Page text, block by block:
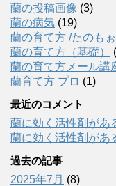
蘭の投稿画像 (3)
蘭の病気 (19)
蘭の育て方 /たのも
蘭の育て方（基礎）
蘭の育て方メール講
蘭育て方 プロ (1)
最近のコメント
蘭に効く活性剤があ
蘭に効く活性剤があ
過去の記事
2025年7月 (8)